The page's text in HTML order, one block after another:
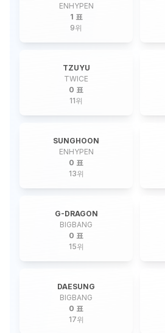
ENHYPEN
1 표
9위
TZUYU
TWICE
0 표
11위
SUNGHOON
ENHYPEN
0 표
13위
G-DRAGON
BIGBANG
0 표
15위
DAESUNG
BIGBANG
0 표
17위